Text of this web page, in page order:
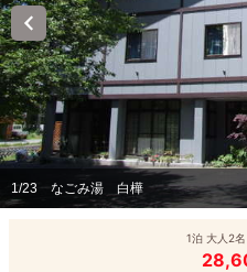
1/23 なごみ湯 白樺
1泊 大人2